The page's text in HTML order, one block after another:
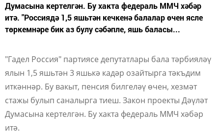
Думасына кертелгән. Бу хакта федераль ММЧ хәбәр
итә. "Россиядә 1,5 яшьтән кечкенә балалар өчен ясле
төркемнәре бик аз булу сәбәпле, яшь баласы...
"Гадел Россия" партиясе депутатлары бала тәрбияләү
ялын 1,5 яшьтән 3 яшькә кадәр озайтырга тәкъдим
иткәннәр. Бу вакыт, пенсия билгеләү өчен, хезмәт
стажы булып саналырга тиеш. Закон проекты Дәүләт
Думасына кертелгән. Бу хакта федераль ММЧ хәбәр
итә.